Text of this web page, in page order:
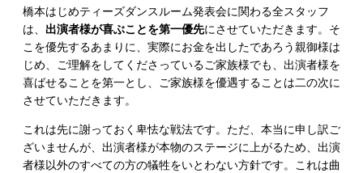
橋本はじめティーズダンスルーム発表会に関わる全スタッフ
は、 出演者様が喜ぶことを第一優先にさせていただきます。そ
こを優先するあまりに、実際にお金を出したであろう親御様は
じめ、ご理解をしてくださっているご家族様でも、出演者様を
喜ばせることを第一とし、ご家族様を優遇することは二の次に
させていただきます。
これは先に謝っておく卑怯な戦法です。ただ、本当に申し訳ご
ざいませんが、出演者様が本物のステージに上がるため、出演
者様以外のすべての方の犠牲をいとわない方針です。これは曲